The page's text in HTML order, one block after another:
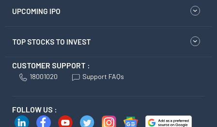
UPCOMING IPO
TOP STOCKS TO INVEST
CUSTOMER SUPPORT :
18001020 Support FAQs
FOLLOW US :